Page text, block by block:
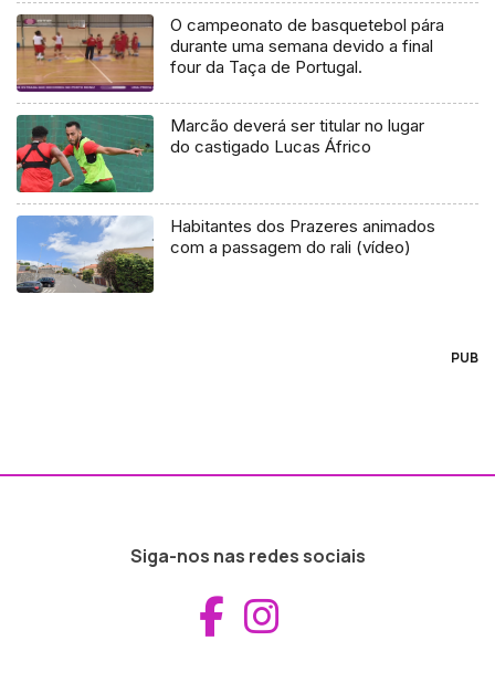
O campeonato de basquetebol pára
durante uma semana devido a final
four da Taça de Portugal.
Marcão deverá ser titular no lugar
do castigado Lucas Áfrico
Habitantes dos Prazeres animados
com a passagem do rali (vídeo)
PUB
Siga-nos nas redes sociais
Aceder ao